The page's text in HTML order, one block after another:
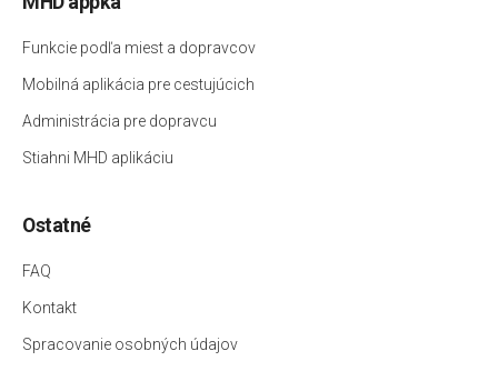
Funkcie podľa miest a dopravcov
Mobilná aplikácia pre cestujúcich
Administrácia pre dopravcu
Stiahni MHD aplikáciu
Ostatné
FAQ
Kontakt
Spracovanie osobných údajov